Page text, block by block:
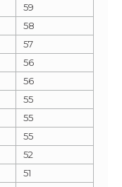
59
58
57
56
56
55
55
55
52
51